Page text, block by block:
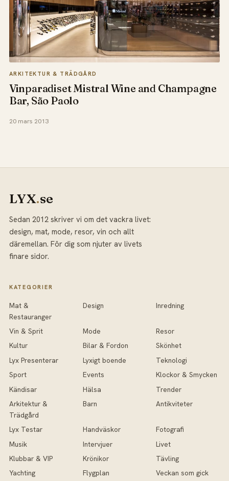
ARKITEKTUR & TRÄDGÅRD
Vinparadiset Mistral Wine and Champagne
Bar, São Paolo
20 mars 2013
LYX.se
Sedan 2012 skriver vi om det vackra livet:
design, mat, mode, resor, vin och allt
däremellan. För dig som njuter av livets
finare sidor.
KATEGORIER
Mat &
Restauranger
Design Inredning
Vin & Sprit Mode
Resor
Kultur
Bilar & Fordon
Skönhet
Lyx Presenterar
Lyxigt boende
Teknologi
Sport
Events
Klockor & Smycken
Kändisar
Hälsa
Trender
Arkitektur &
Trädgård
Barn Antikviteter
Lyx Testar Handväskor
Fotografi
Musik
Intervjuer
Livet
Klubbar & VIP
Krönikor
Tävling
Yachting
Flygplan Veckan som gick